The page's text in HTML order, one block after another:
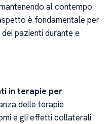
al contempo
è fondamentale per
pazienti durante e
in terapie per
delle terapie
e gli effetti collaterali